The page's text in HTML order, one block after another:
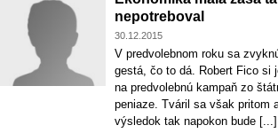
nepotreboval
30.12.2015
V predvolebnom roku sa
gestá, čo to dá. Robert Fico si
na predvolebnú kampaň zo
peniaze. Tváril sa však pritom
výsledok tak napokon bude [...]